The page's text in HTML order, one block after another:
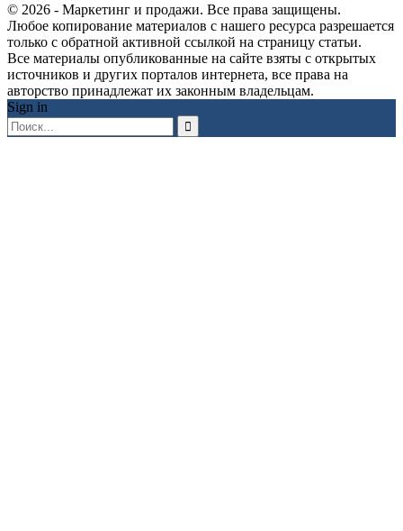
© 2026 - Маркетинг и продажи. Все права защищены.
Любое копирование материалов с нашего ресурса разрешается
только с обратной активной ссылкой на страницу статьи.
Все материалы опубликованные на сайте взяты с открытых
источников и других порталов интернета, все права на
авторство принадлежат их законным владельцам.
Sign in